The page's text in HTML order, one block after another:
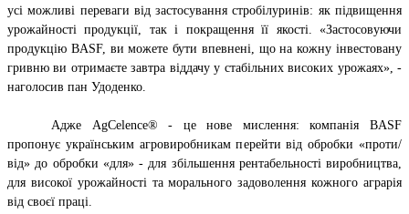
усі можливі переваги від застосування стробілуринів: як підвищення
урожайності продукції, так і покращення її якості. «Застосовуючи
продукцію BASF, ви можете бути впевнені, що на кожну інвестовану
гривню ви отримаєте завтра віддачу у стабільних високих урожаях», -
наголосив пан Удоденко.
Адже AgCelence® - це нове мислення: компанія BASF
пропонує українським агровиробникам перейти від обробки «проти/
від» до обробки «для» - для збільшення рентабельності виробництва,
для високої урожайності та морального задоволення кожного аграрія
від своєї праці.